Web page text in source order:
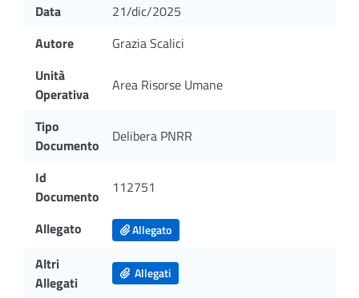
Data
21/dic/2025
Autore
Grazia Scalici
Unità
Operativa
Area Risorse Umane
Tipo
Documento
Delibera PNRR
Id
Documento
112751
Allegato Allegato
Altri
Allegati
Allegati